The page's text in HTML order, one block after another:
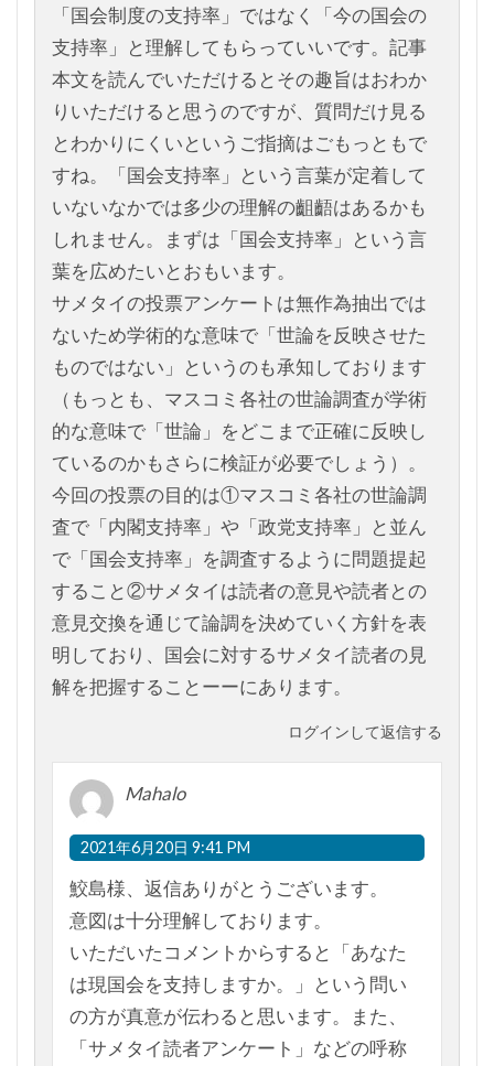
「国会制度の支持率」ではなく「今の国会の
支持率」と理解してもらっていいです。記事
本文を読んでいただけるとその趣旨はおわか
りいただけると思うのですが、質問だけ見る
とわかりにくいというご指摘はごもっともで
すね。「国会支持率」という言葉が定着して
いないなかでは多少の理解の齟齬はあるかも
しれません。まずは「国会支持率」という言
葉を広めたいとおもいます。
サメタイの投票アンケートは無作為抽出では
ないため学術的な意味で「世論を反映させた
ものではない」というのも承知しております
（もっとも、マスコミ各社の世論調査が学術
的な意味で「世論」をどこまで正確に反映し
ているのかもさらに検証が必要でしょう）。
今回の投票の目的は①マスコミ各社の世論調
査で「内閣支持率」や「政党支持率」と並ん
で「国会支持率」を調査するように問題提起
すること②サメタイは読者の意見や読者との
意見交換を通じて論調を決めていく方針を表
明しており、国会に対するサメタイ読者の見
解を把握することーーにあります。
ログインして返信する
Mahalo
2021年6月20日 9:41 PM
鮫島様、返信ありがとうございます。
意図は十分理解しております。
いただいたコメントからすると「あなた
は現国会を支持しますか。」という問い
の方が真意が伝わると思います。また、
「サメタイ読者アンケート」などの呼称